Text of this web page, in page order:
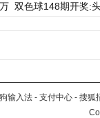
双色球148期开奖:
输入法 - 支付中心 - 搜狐